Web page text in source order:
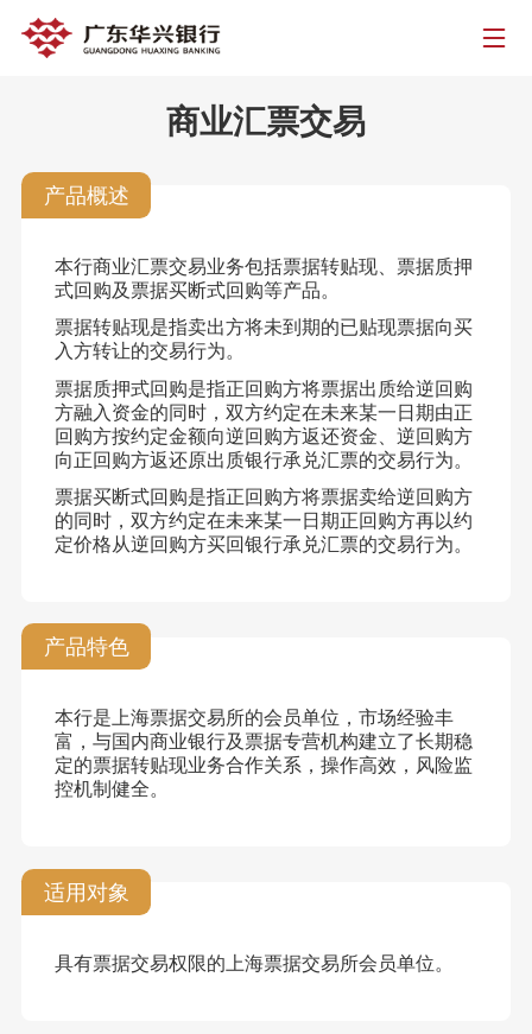
商业汇票交易
产品概述
本行商业汇票交易业务包括票据转贴现、票据质押
式回购及票据买断式回购等产品。
票据转贴现是指卖出方将未到期的已贴现票据向买
入方转让的交易行为。
票据质押式回购是指正回购方将票据出质给逆回购
方融入资金的同时，双方约定在未来某一日期由正
回购方按约定金额向逆回购方返还资金、逆回购方
向正回购方返还原出质银行承兑汇票的交易行为。
票据买断式回购是指正回购方将票据卖给逆回购方
的同时，双方约定在未来某一日期正回购方再以约
定价格从逆回购方买回银行承兑汇票的交易行为。
产品特色
本行是上海票据交易所的会员单位，市场经验丰
富，与国内商业银行及票据专营机构建立了长期稳
定的票据转贴现业务合作关系，操作高效，风险监
控机制健全。
适用对象
具有票据交易权限的上海票据交易所会员单位。